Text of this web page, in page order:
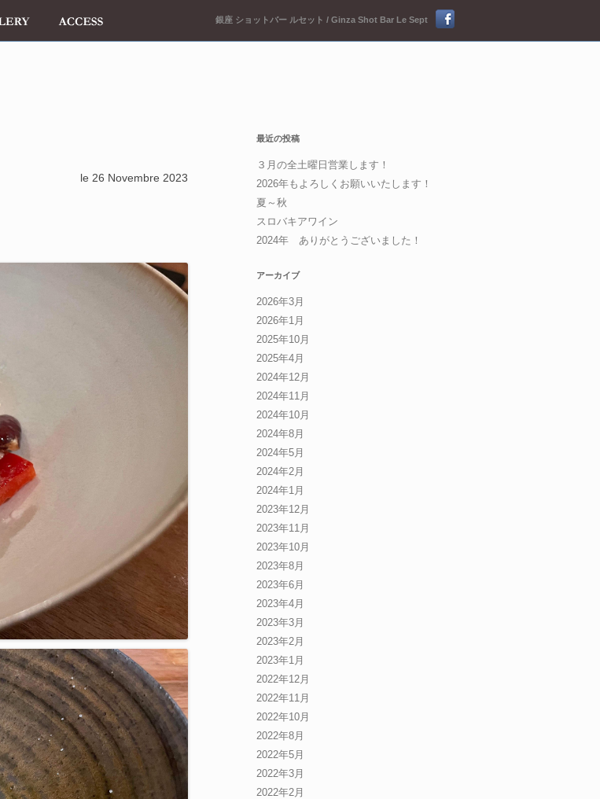
銀座 ショットバー ルセット / Ginza Shot Bar Le Sept
le 26 Novembre 2023
最近の投稿
３月の全土曜日営業します！
2026年もよろしくお願いいたします！
夏～秋
スロバキアワイン
2024年 ありがとうございました！
アーカイブ
2026年3月
2026年1月
2025年10月
2025年4月
2024年12月
2024年11月
2024年10月
2024年8月
2024年5月
2024年2月
2024年1月
2023年12月
2023年11月
2023年10月
2023年8月
2023年6月
2023年4月
2023年3月
2023年2月
2023年1月
2022年12月
2022年11月
2022年10月
2022年8月
2022年5月
2022年3月
2022年2月